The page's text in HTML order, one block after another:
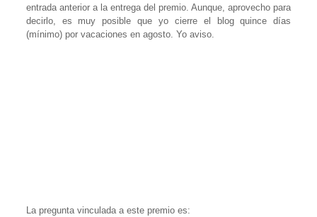
entrada anterior a la entrega del premio. Aunque, aprovecho para
decirlo, es muy posible que yo cierre el blog quince días
(mínimo) por vacaciones en agosto. Yo aviso.
La pregunta vinculada a este premio es: